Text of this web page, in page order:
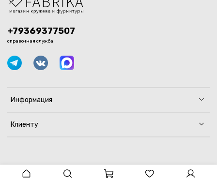
Информация
Клиенту
+79369377507
справочная служба